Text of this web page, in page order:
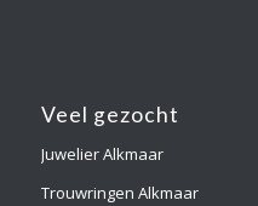
Veel gezocht
Juwelier Alkmaar
Trouwringen Alkmaar